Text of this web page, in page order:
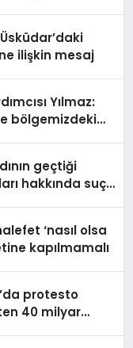
ilişkin mesaj
Yılmaz:
bölgemizdeki
geçtiği
hakkında suç
‘nasıl olsa
kapılmamalı
protesto
40 milyar